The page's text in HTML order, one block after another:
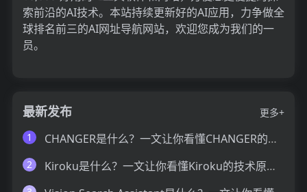
索前沿的AI技术。本站持续更新好的AI应用，力争做全
球排名前三的AI网址导航网站，欢迎您成为我们的一
员。
最新发布
更多+
1
CHANGER是什么？一文让你看懂CHANGER的技术原理、主要功能、应用场景
2 Kiroku是什么？一文让你看懂Kiroku的技术原理、主要功能、应用场景